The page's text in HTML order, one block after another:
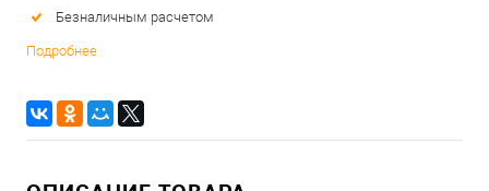
Безналичным расчетом
Подробнее